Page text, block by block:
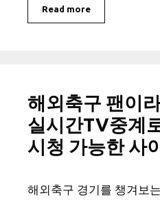
Read more
해외축구 팬이
실시간TV중계
시청 가능한 사
해외축구 경기를 챙겨보